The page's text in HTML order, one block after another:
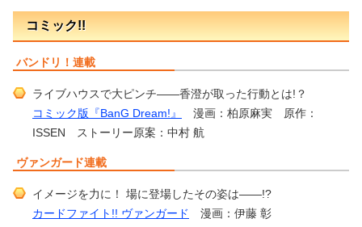
コミック!!
バンドリ！連載
ライブハウスで大ピンチ――香澄が取った行動とは!？
コミック版『BanG Dream!』
漫画：柏原麻実 原作：
ISSEN ストーリー原案：中村 航
ヴァンガード連載
イメージを力に！ 場に登場したその姿は――!?
カードファイト!! ヴァンガード
漫画：伊藤 彰